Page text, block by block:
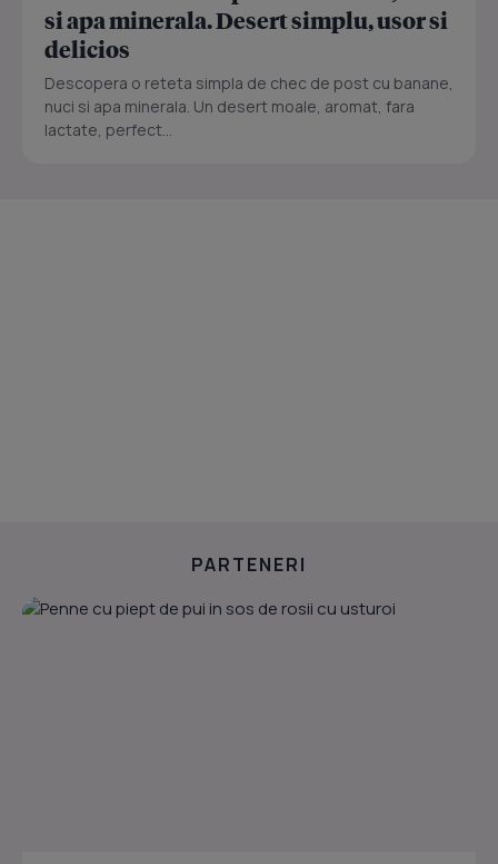
si apa minerala. Desert simplu, usor si
delicios
Descopera o reteta simpla de chec de post cu banane,
nuci si apa minerala. Un desert moale, aromat, fara
lactate, perfect...
PARTENERI